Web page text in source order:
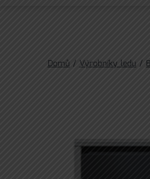
Domů/Výrobníky ledu/